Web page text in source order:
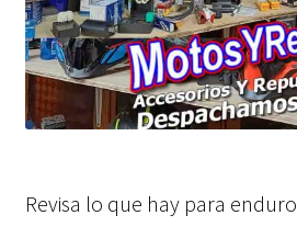
Revisa lo que hay para enduro